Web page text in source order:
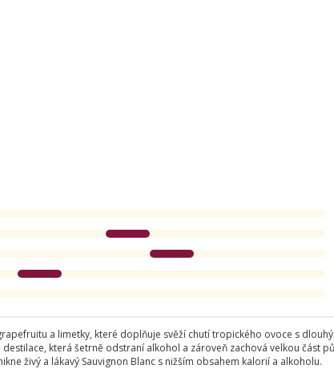
a limetky, které doplňuje svěží chutí tropického ovoce s
která šetrně odstraní alkohol a zároveň zachová velkou část
živý a lákavý Sauvignon Blanc s nižším obsahem kalorií a alkoholu.